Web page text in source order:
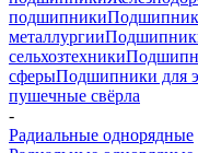
подшипники
металлургии
сельхозтехники
сферыПодшипники для
пушечные свёрла
-
Радиальные однорядные